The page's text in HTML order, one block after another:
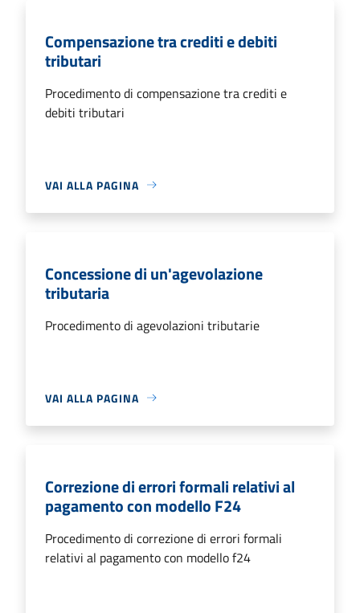
Compensazione tra crediti e debiti
tributari
Procedimento di compensazione tra crediti e
debiti tributari
VAI ALLA PAGINA
Concessione di un'agevolazione
tributaria
Procedimento di agevolazioni tributarie
VAI ALLA PAGINA
Correzione di errori formali relativi al
pagamento con modello F24
Procedimento di correzione di errori formali
relativi al pagamento con modello f24